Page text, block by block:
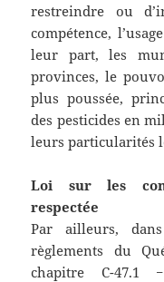
restreindre ou
compétence,
leur part, les
provinces, le
plus poussée,
des pesticides en
leurs particularités
Loi sur les
respectée
Par ailleurs,
règlements du
chapitre C-47.1